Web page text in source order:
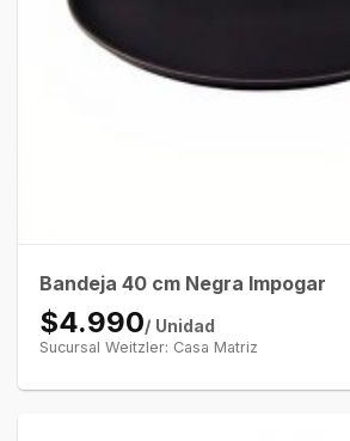
Bandeja 40 cm Negra Impogar
$4.990/ Unidad
Sucursal Weitzler: Casa Matriz